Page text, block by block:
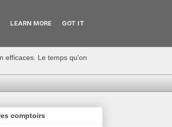
efficaces. Le temps qu'on
comptoirs
LEARN MORE GOT IT